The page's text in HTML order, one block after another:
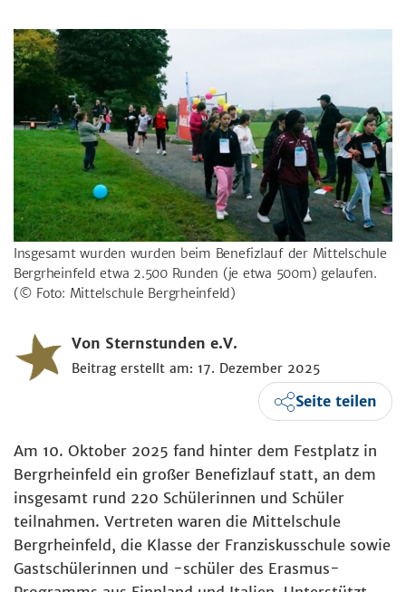
Insgesamt wurden wurden beim Benefizlauf der Mittelschule
Bergrheinfeld etwa 2.500 Runden (je etwa 500m) gelaufen.
(© Foto: Mittelschule Bergrheinfeld)
Von Sternstunden e.V.
Beitrag erstellt am: 17. Dezember 2025
Seite teilen
Am 10. Oktober 2025 fand hinter dem Festplatz in
Bergrheinfeld ein großer Benefizlauf statt, an dem
insgesamt rund 220 Schülerinnen und Schüler
teilnahmen. Vertreten waren die Mittelschule
Bergrheinfeld, die Klasse der Franziskusschule sowie
Gastschülerinnen und -schüler des Erasmus-